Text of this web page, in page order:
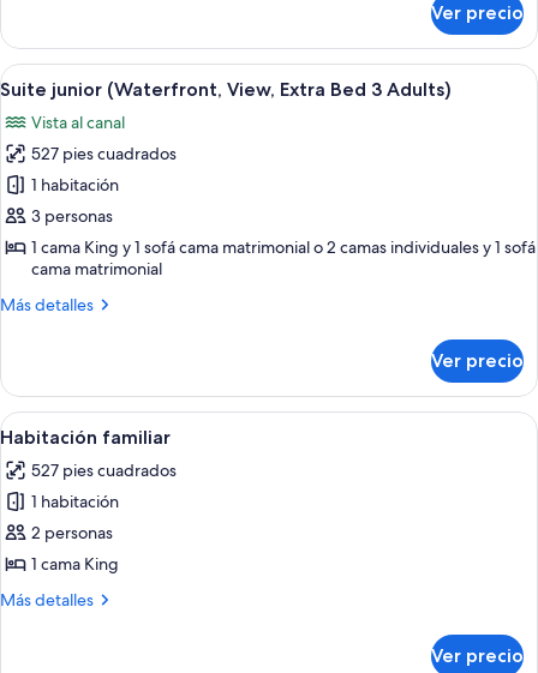
2Ad
+
1Ch)
junior
(Waterfront,
View,
Bed
2Ad
+
1Ch)
Ver precio
Abrir
todas
las
fotos
de
Suite
junior
(Waterfront,
View,
3
Adults)
Una habitación de hotel con un
13
Suite junior (Waterfront, View, Extra Bed 3 Adults)
Vista al canal
527 pies cuadrados
1 habitación
3 personas
1 cama King y 1 sofá cama matrimonial o 2 camas individuales y 1 sofá
cama matrimonial
Más detalles
Más
junior
(Waterfront,
View,
Bed
3
Adults)
Ver precio
Abrir
todas
las
fotos
de
Habitación
familiar
Minibar, caja de seguridad en la
16
Habitación familiar
527 pies cuadrados
1 habitación
2 personas
1 cama King
Más detalles
Más
Ver precio